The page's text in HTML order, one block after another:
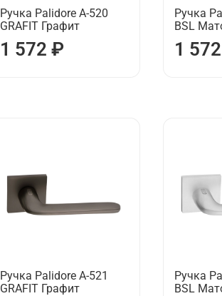
Ручка Palidore А-520
GRAFIT Графит
1 572 ₽
Ручка
BSL
1
Ручка Palidore А-521
GRAFIT Графит
Ручка
BSL